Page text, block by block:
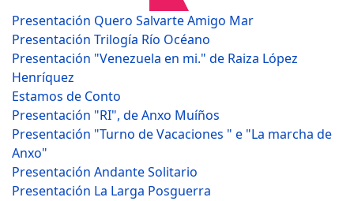
Presentación Quero Salvarte Amigo Mar
Presentación Trilogía Río Océano
Presentación "Venezuela en mi." de Raiza López
Henríquez
Estamos de Conto
Presentación "RI", de Anxo Muíños
Presentación "Turno de Vacaciones " e "La marcha de
Anxo"
Presentación Andante Solitario
Presentación La Larga Posguerra